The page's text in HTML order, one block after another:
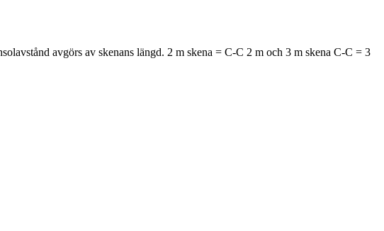
avgörs av skenans längd. 2 m skena = C-C 2 m och 3 m skena C-C = 3